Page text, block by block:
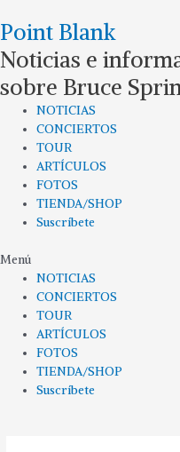
al
Point Blank
Noticias e
sobre Bruce
NOTICIAS
CONCIERTOS
TOUR
ARTÍCULOS
FOTOS
TIENDA/SHOP
Suscríbete
Menú
NOTICIAS
CONCIERTOS
TOUR
ARTÍCULOS
FOTOS
TIENDA/SHOP
Suscríbete